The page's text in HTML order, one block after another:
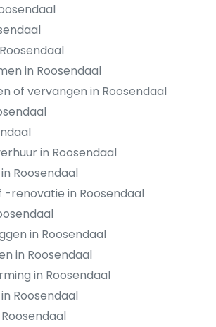
in Roosendaal
of vervangen in Roosendaal
in Roosendaal
Roosendaal
-renovatie in Roosendaal
in Roosendaal
in Roosendaal
in Roosendaal
Roosendaal